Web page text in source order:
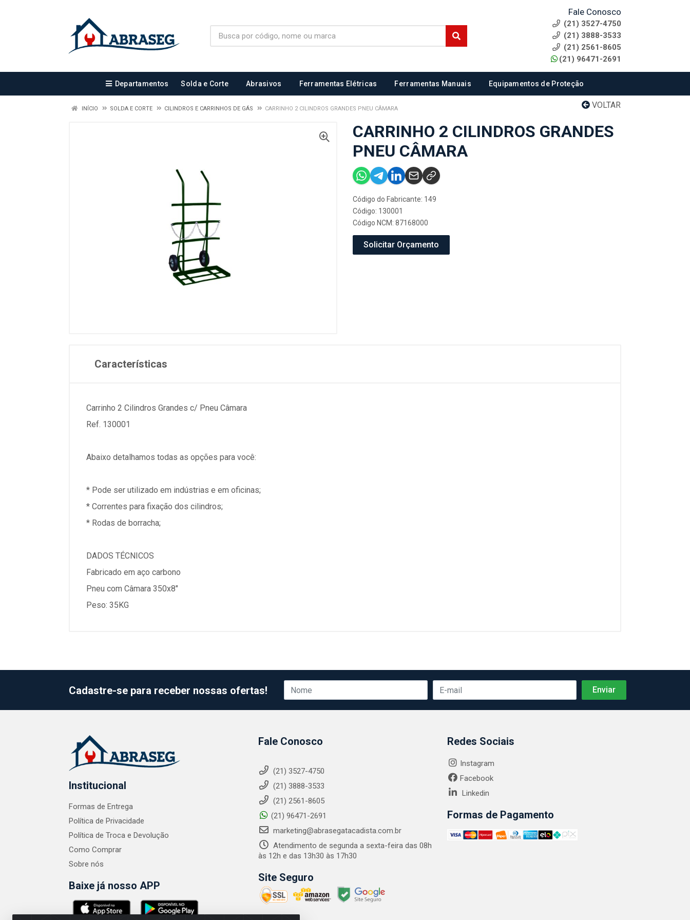
Fale Conosco
(21) 3527-4750
(21) 3888-3533
(21) 2561-8605
(21) 96471-2691
Departamentos Solda e Corte Abrasivos Ferramentas Elétricas Ferramentas Manuais Equipamentos de Proteção
VOLTAR
INÍCIO SOLDA E CORTE CILINDROS E CARRINHOS DE GÁS CARRINHO 2 CILINDROS GRANDES PNEU CÂMARA
CARRINHO 2 CILINDROS GRANDES
PNEU CÂMARA
Código do Fabricante: 149
Código: 130001
Código NCM: 87168000
Solicitar Orçamento
Características
Carrinho 2 Cilindros Grandes c/ Pneu Câmara
Ref. 130001
Abaixo detalhamos todas as opções para você:
* Pode ser utilizado em indústrias e em oficinas;
* Correntes para fixação dos cilindros;
* Rodas de borracha;
DADOS TÉCNICOS
Fabricado em aço carbono
Pneu com Câmara 350x8"
Peso: 35KG
Cadastre-se para receber nossas ofertas!
Institucional
Formas de Entrega
Política de Privacidade
Política de Troca e Devolução
Como Comprar
Sobre nós
Baixe já nosso APP
Fale Conosco
(21) 3527-4750
(21) 3888-3533
(21) 2561-8605
(21) 96471-2691
marketing@abrasegatacadista.com.br
Atendimento de segunda a sexta-feira das 08h
às 12h e das 13h30 às 17h30
Site Seguro
Redes Sociais
Instagram
Facebook
Linkedin
Formas de Pagamento